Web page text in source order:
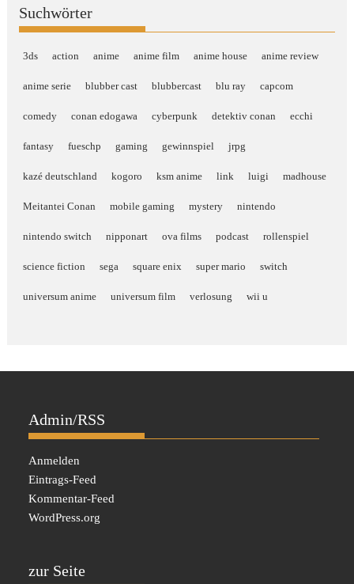
Suchwörter
3ds action anime anime film anime house anime review
anime serie blubber cast blubbercast blu ray capcom
comedy conan edogawa cyberpunk detektiv conan ecchi
fantasy fueschp gaming gewinnspiel jrpg
kazé deutschland kogoro ksm anime link luigi madhouse
Meitantei Conan mobile gaming mystery nintendo
nintendo switch nipponart ova films podcast rollenspiel
science fiction sega square enix super mario switch
universum anime universum film verlosung wii u
Admin/RSS
Anmelden
Eintrags-Feed
Kommentar-Feed
WordPress.org
zur Seite